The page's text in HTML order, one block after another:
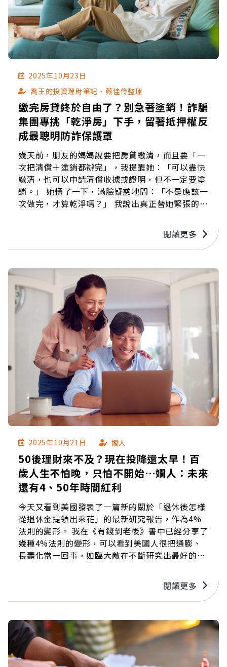
2025年10月23日
喬王的投資理財筆記、蔡佳伶整理
繳完房貸終於自由了？別急著塗銷！詐騙
集團專挑「乾淨房」下手，留著抵押權反
成最聰明防詐保護罩
幾天前，朋友的媽媽說要把房貸繳清，而且要「一
次把清償＋塗銷都辦完」，我提醒她：「可以盡快
繳清，也可以申請清償收據或證明，但不一定要塗
銷。」 她愣了一下，滿臉疑惑地問：「不是應該一
次做完，才算乾淨嗎？」 我說出真正替她緊張的
盯上！現在很多詐騙集團，專挑『名下房屋完全沒
閱讀更多
2025年10月21日 嫺人
50後理財來不及？現在投降還太早！百
歲人生不怕晚，只怕不開始…嫺人：未來
還有4、50年時間紅利
今天又看到美國發表了一篇新的關於「退休後怎樣
從退休金提領出來花」的最新研究報告，作為4%
法則的變形。 我在《有錢到老後》書中已經分享了
幾種4%法則的變形，可以看到美國人很把通膨、
長壽化當一回事，如臨大敵在不斷研究出最好的方
界正在走向「長壽化」，聰明的假設是，先假設自
己會活到一百歲。因為萬一真的活到那麼久——即
時間累積財富……
閱讀更多